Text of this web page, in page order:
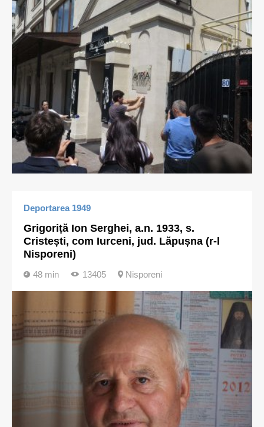
Deportarea 1949
Grigoriță Ion Serghei, a.n. 1933, s.
Cristești, com Iurceni, jud. Lăpușna (r-l
Nisporeni)
48 min 13405 Nisporeni